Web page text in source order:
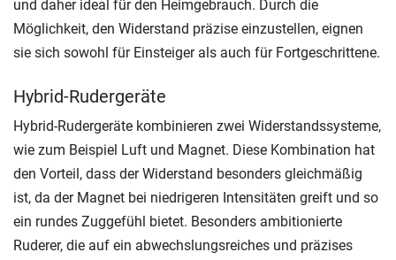
und daher ideal für den Heimgebrauch. Durch die
Möglichkeit, den Widerstand präzise einzustellen, eignen
sie sich sowohl für Einsteiger als auch für Fortgeschrittene.
Hybrid-Rudergeräte
Hybrid-Rudergeräte kombinieren zwei Widerstandssysteme,
wie zum Beispiel Luft und Magnet. Diese Kombination hat
den Vorteil, dass der Widerstand besonders gleichmäßig
ist, da der Magnet bei niedrigeren Intensitäten greift und so
ein rundes Zuggefühl bietet. Besonders ambitionierte
Ruderer, die auf ein abwechslungsreiches und präzises